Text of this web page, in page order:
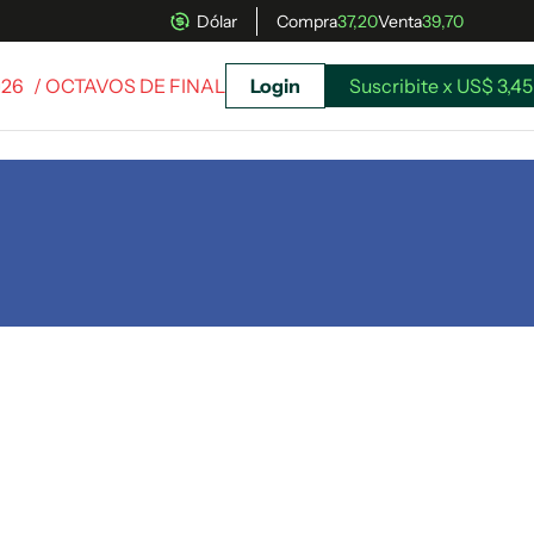
Dólar Compra37,20Venta39,70
/ OCTAVOS DE FINAL Login Suscribite x US$ 3,45